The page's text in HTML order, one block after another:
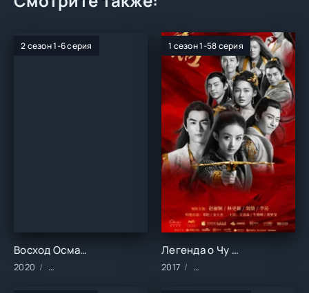
2 сезон 1-6 серия
Восход Османской империи (1-2 сезон)
2020 Сериалы/2020 год/Зарубежные/Военные/Драма/
1 сезон 1-58 серия
Легенда о Чу Цяо (1 сезон)
2017 Сериалы/Зарубежные/